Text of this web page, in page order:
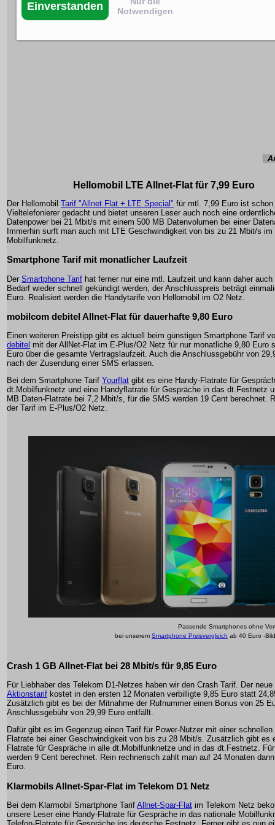
Hellomobil LTE Allnet-Flat für 7,99 Euro
Der Hellomobil Tarif "Allnet Flat + LTE Special" für mtl. 7,99 Euro ist schon
Vieltelefonierer gedacht und bietet unseren Leser auch noch eine
Datenpower bei 21 Mbit/s mit einem 500 MB Datenvolumen bei einer
Immerhin surft man auch mit LTE Geschwindigkeit von bis zu 21 Mbit/s im
Mobilfunknetz.
Smartphone Tarif mit monatlicher Laufzeit
Der Smartphone Tarif hat ferner nur eine mtl. Laufzeit und kann daher auch
Bedarf wieder schnell gekündigt werden, der Anschlusspreis beträgt
Euro. Realisiert werden die Handytarife von Hellomobil im O2 Netz.
mobilcom debitel Allnet-Flat für dauerhafte 9,80 Euro
Einen weiteren Preistipp gibt es aktuell beim günstigen Smartphone Tarif
debitel mit der AllNet-Flat im E-Plus/O2 Netz für nur monatliche 9,80 Euro
Euro über die gesamte Vertragslaufzeit. Auch die Anschlussgebühr von
nach der Zusendung einer SMS erlassen.
Bei dem Smartphone Tarif Yourflat gibt es eine Handy-Flatrate für
dt.Mobilfunknetz und eine Handyflatrate für Gespräche in das dt.Festnetz
MB Daten-Flatrate bei 7,2 Mbit/s, für die SMS werden 19 Cent berechnet.
der Tarif im E-Plus/O2 Netz.
Passende Smartphones ohne
bei unserem Smartphone Preisvergleich ab 40 Euro -
Crash 1 GB Allnet-Flat bei 28 Mbit/s für 9,85 Euro
Für Liebhaber des Telekom D1-Netzes haben wir den Crash Tarif. Der neue
Aktionstarif kostet in den ersten 12 Monaten verbilligte 9,85 Euro statt
Zusätzlich gibt es bei der Mitnahme der Rufnummer einen Bonus von 25
Anschlussgebühr von 29,99 Euro entfällt.
Dafür gibt es im Gegenzug einen Tarif für Power-Nutzer mit einer
Flatrate bei einer Geschwindigkeit von bis zu 28 Mbit/s. Zusätzlich gibt es
Flatrate für Gespräche in alle dt.Mobilfunknetze und in das dt.Festnetz.
werden 9 Cent berechnet. Rein rechnerisch zahlt man auf 24 Monaten
Euro.
Klarmobils Allnet-Spar-Flat im Telekom D1 Netz
Bei dem Klarmobil Smartphone Tarif Allnet-Spar-Flat im Telekom Netz
unsere Leser eine Handy-Flatrate für Gespräche in das nationale
Einverstanden
Notwendigen